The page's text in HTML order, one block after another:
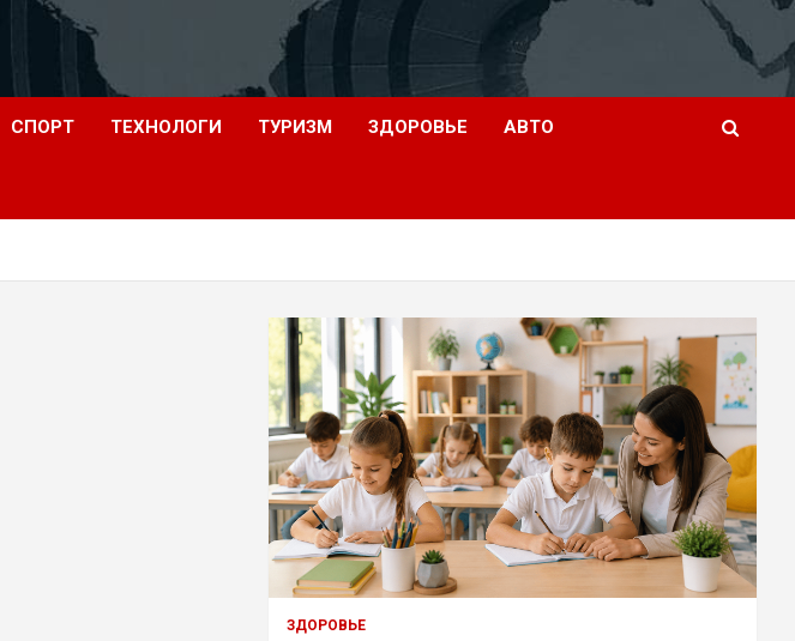
СПОРТ ТЕХНОЛОГИ ТУРИЗМ ЗДОРОВЬЕ АВТО
ЗДОРОВЬЕ